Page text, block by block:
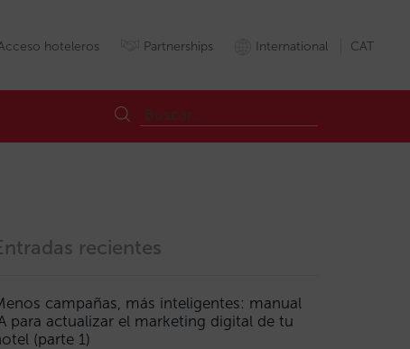
hoteleros Partnerships International CAT
Metacercador Miraimetasearch OTA Partner
recientes
campañas, más inteligentes: manual
para actualizar el marketing digital de tu
(parte 1)